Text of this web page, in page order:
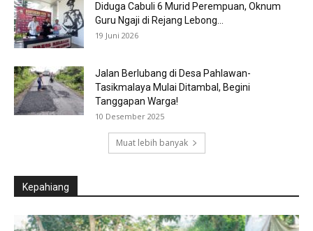
Diduga Cabuli 6 Murid Perempuan, Oknum
Guru Ngaji di Rejang Lebong...
19 Juni 2026
Jalan Berlubang di Desa Pahlawan-
Tasikmalaya Mulai Ditambal, Begini
Tanggapan Warga!
10 Desember 2025
Muat lebih banyak
Kepahiang